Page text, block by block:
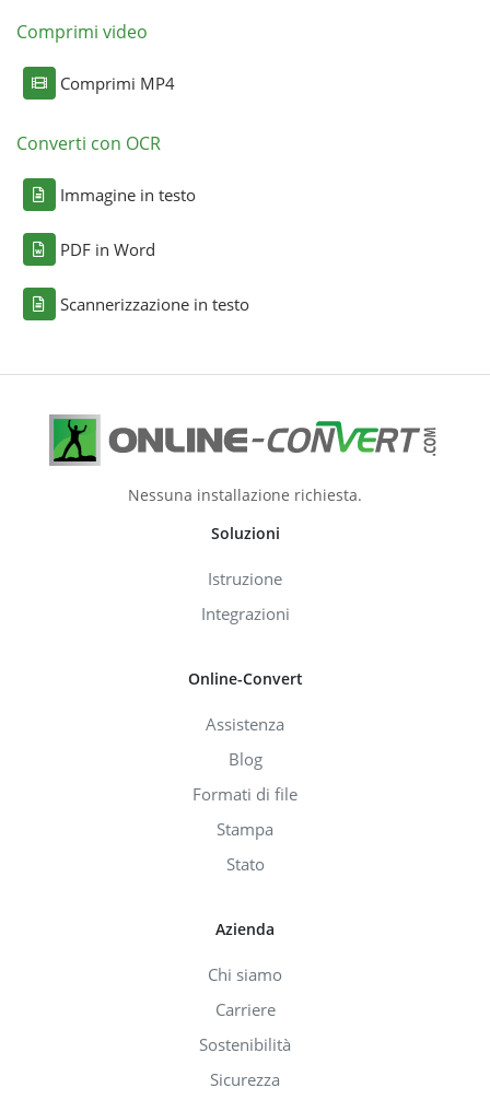
Comprimi video
Comprimi MP4
Converti con OCR
Immagine in testo
PDF in Word
Scannerizzazione in testo
Nessuna installazione richiesta.
Soluzioni
Istruzione
Integrazioni
Online-Convert
Assistenza
Blog
Formati di file
Stampa
Stato
Azienda
Chi siamo
Carriere
Sostenibilità
Sicurezza